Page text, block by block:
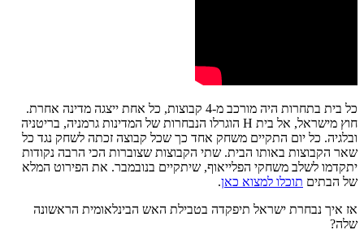
כל בית בתחרות היה מורכב מ-4 קבוצות, כל אחת ייצגה מדינה אחרת.
חוץ מישראל, אל בית H הוגרלו הנבחרות של המדינות גרמניה, בריטניה
ובלגיה. כל יום התקיים משחק אחד כך שכל קבוצה זכתה לשחק נגד כל
שאר הקבוצות באותו הבית. שתי הקבוצות שצוברות הכי הרבה נקודות
יתקדמו לשלב משחקי הפלייאוף, שיתקיים בנובמבר. את הפירוט המלא
של הבתים תוכלו למצוא כאן.
אז איך נבחרת ישראל תיפקדה בטבילת האש הבינלאומית הראשונה
שלה?